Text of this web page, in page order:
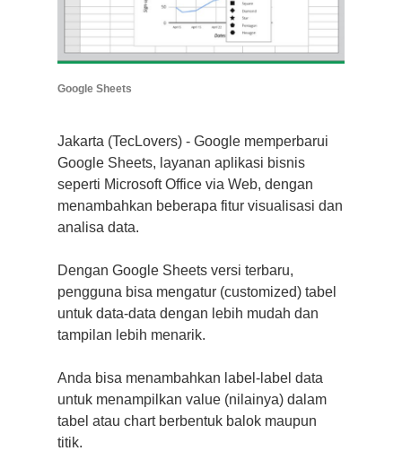
Google Sheets
Jakarta (TecLovers) - Google memperbarui
Google Sheets, layanan aplikasi bisnis
seperti Microsoft Office via Web, dengan
menambahkan beberapa fitur visualisasi dan
analisa data.
Dengan Google Sheets versi terbaru,
pengguna bisa mengatur (customized) tabel
untuk data-data dengan lebih mudah dan
tampilan lebih menarik.
Anda bisa menambahkan label-label data
untuk menampilkan value (nilainya) dalam
tabel atau chart berbentuk balok maupun
titik.